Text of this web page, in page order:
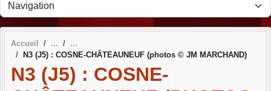
Accueil
N3 (J5) : COSNE-CHÂTEAUNEUF (photos © JM MARCHAND)
N3 (J5) : COSNE-